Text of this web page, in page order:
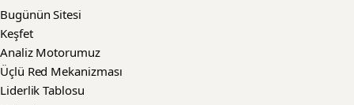
Bugünün Sitesi
Keşfet
Analiz Motorumuz
Üçlü Red Mekanizması
Liderlik Tablosu